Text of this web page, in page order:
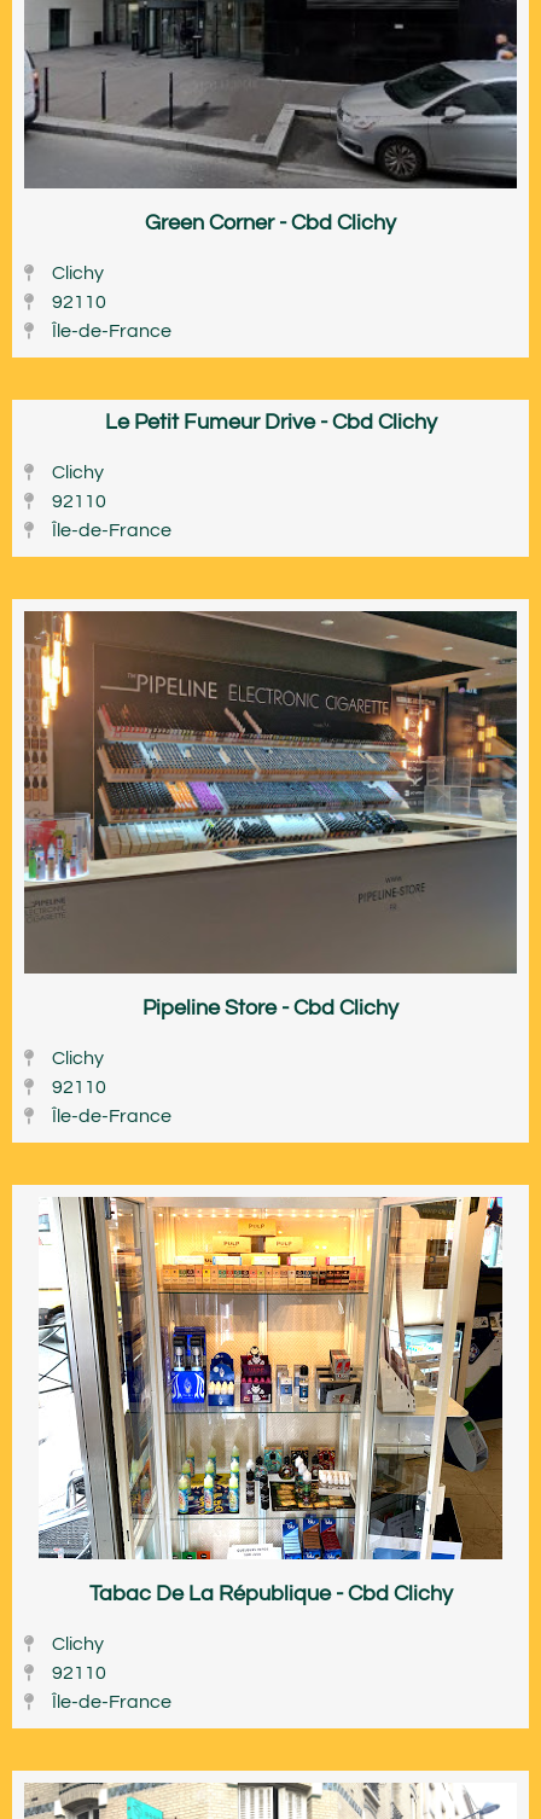
Green Corner - Cbd Clichy
Clichy
92110
Île-de-France
Le Petit Fumeur Drive - Cbd Clichy
Clichy
92110
Île-de-France
Pipeline Store - Cbd Clichy
Clichy
92110
Île-de-France
Tabac De La République - Cbd Clichy
Clichy
92110
Île-de-France